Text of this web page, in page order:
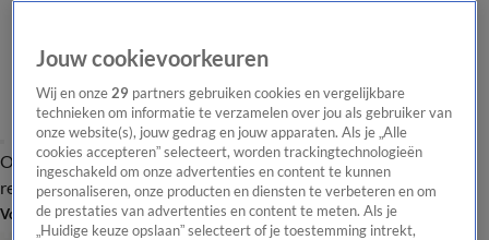
Overzicht Laatste nieuws Regionieuws Het beste van Hart
Tip de
redactie
Volg Hart van Nederland
Jouw cookievoorkeuren
Wij en onze29 partners gebruiken cookies en vergelijkbare
technieken om informatie te verzamelen over jou als gebruiker van
onze website(s), jouw gedrag en jouw apparaten. Als je „Alle
cookies accepteren” selecteert, worden trackingtechnologieën
ingeschakeld om onze advertenties en content te kunnen
personaliseren, onze producten en diensten te verbeteren en om
de prestaties van advertenties en content te meten. Als je
„Huidige keuze opslaan” selecteert of je toestemming intrekt,